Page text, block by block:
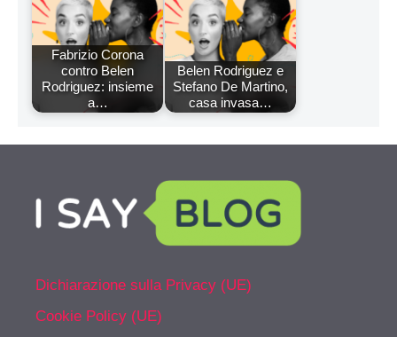
Fabrizio Corona
contro Belen
Rodriguez: insieme
a…
Belen Rodriguez e
Stefano De Martino,
casa invasa…
Dichiarazione sulla Privacy (UE)
Cookie Policy (UE)